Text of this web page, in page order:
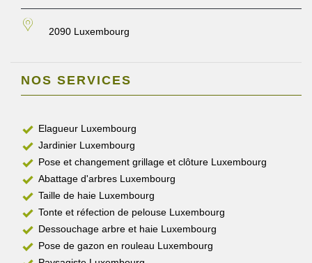
2090 Luxembourg
NOS SERVICES
Elagueur Luxembourg
Jardinier Luxembourg
Pose et changement grillage et clôture Luxembourg
Abattage d'arbres Luxembourg
Taille de haie Luxembourg
Tonte et réfection de pelouse Luxembourg
Dessouchage arbre et haie Luxembourg
Pose de gazon en rouleau Luxembourg